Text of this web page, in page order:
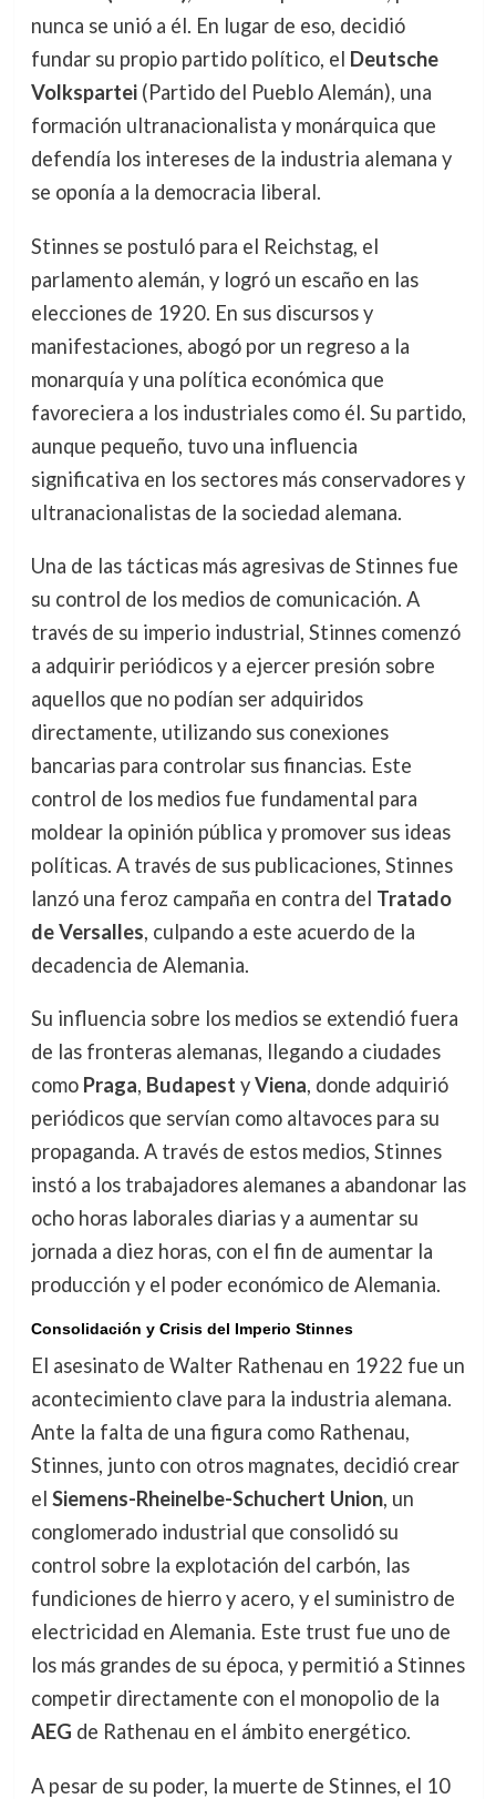
nunca se unió a él. En lugar de eso, decidió
fundar su propio partido político, el Deutsche
Volkspartei(Partido del Pueblo Alemán), una
formación ultranacionalista y monárquica que
defendía los intereses de la industria alemana y
se oponía a la democracia liberal.
Stinnes se postuló para el Reichstag, el
parlamento alemán, y logró un escaño en las
elecciones de 1920. En sus discursos y
manifestaciones, abogó por un regreso a la
monarquía y una política económica que
favoreciera a los industriales como él. Su partido,
aunque pequeño, tuvo una influencia
significativa en los sectores más conservadores y
ultranacionalistas de la sociedad alemana.
Una de las tácticas más agresivas de Stinnes fue
su control de los medios de comunicación. A
través de su imperio industrial, Stinnes comenzó
a adquirir periódicos y a ejercer presión sobre
aquellos que no podían ser adquiridos
directamente, utilizando sus conexiones
bancarias para controlar sus financias. Este
control de los medios fue fundamental para
moldear la opinión pública y promover sus ideas
políticas. A través de sus publicaciones, Stinnes
lanzó una feroz campaña en contra del Tratado
de Versalles, culpando a este acuerdo de la
decadencia de Alemania.
Su influencia sobre los medios se extendió fuera
de las fronteras alemanas, llegando a ciudades
como Praga, Budapest yViena, donde adquirió
periódicos que servían como altavoces para su
propaganda. A través de estos medios, Stinnes
instó a los trabajadores alemanes a abandonar las
ocho horas laborales diarias y a aumentar su
jornada a diez horas, con el fin de aumentar la
producción y el poder económico de Alemania.
Consolidación y Crisis del Imperio Stinnes
El asesinato de Walter Rathenau en 1922 fue un
acontecimiento clave para la industria alemana.
Ante la falta de una figura como Rathenau,
Stinnes, junto con otros magnates, decidió crear
el Siemens-Rheinelbe-Schuchert Union, un
conglomerado industrial que consolidó su
control sobre la explotación del carbón, las
fundiciones de hierro y acero, y el suministro de
electricidad en Alemania. Este trust fue uno de
los más grandes de su época, y permitió a Stinnes
competir directamente con el monopolio de la
AEG de Rathenau en el ámbito energético.
A pesar de su poder, la muerte de Stinnes, el 10